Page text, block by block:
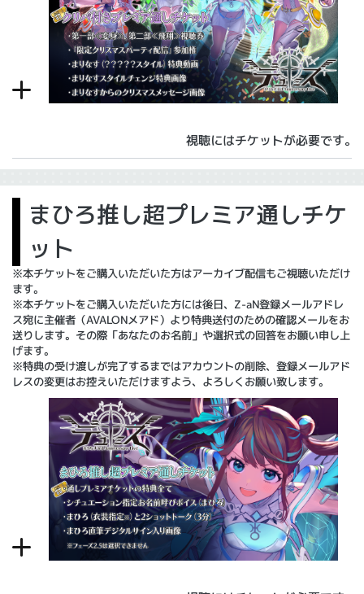
視聴にはチケットが必要です。
まひろ推し超プレミア通しチケ
ット
※本チケットをご購入いただいた方はアーカイブ配信もご視聴いただけ
ます。
※本チケットをご購入いただいた方には後日、Z-aN登録メールアドレ
ス宛に主催者（AVALONメアド）より特典送付のための確認メールをお
送りします。その際「あなたのお名前」や選択式の回答をお願い申し上
げます。
※特典の受け渡しが完了するまではアカウントの削除、登録メールアド
レスの変更はお控えいただけますよう、よろしくお願い致します。